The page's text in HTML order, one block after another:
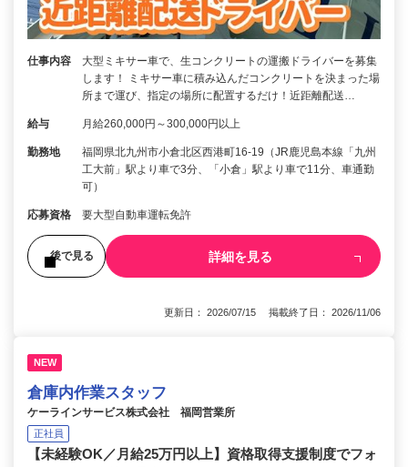
仕事内容
大型ミキサー車で、生コンクリートの運搬ドライバーを募集
します！ ミキサー車に積み込んだコンクリートを決まった場
所まで運び、指定の場所に配置するだけ！近距離配送…
給与 月給260,000円～300,000円以上
勤務地
福岡県北九州市小倉北区西港町16-19（JR鹿児島本線「九州
工大前」駅より車で3分、「小倉」駅より車で11分、車通勤
可）
応募資格 要大型自動車運転免許
後で見る 詳細を見る
更新日： 2026/07/15 掲載終了日： 2026/11/06
NEW
倉庫内作業スタッフ
ケーラインサービス株式会社 福岡営業所
正社員
【未経験OK／月給25万円以上】資格取得支援制度でフォ